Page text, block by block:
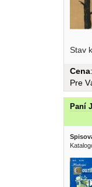
Stav
Cena
Pre
Paní